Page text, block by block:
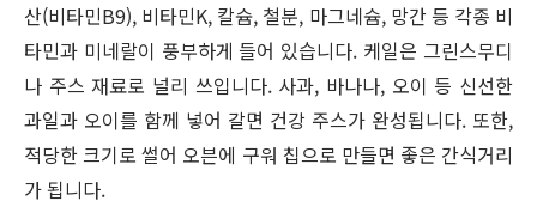
산(비타민B9), 비타민K, 칼슘, 철분, 마그네슘, 망간 등 각종 비
타민과 미네랄이 풍부하게 들어 있습니다. 케일은 그린스무디
나 주스 재료로 널리 쓰입니다. 사과, 바나나, 오이 등 신선한
과일과 오이를 함께 넣어 갈면 건강 주스가 완성됩니다. 또한,
적당한 크기로 썰어 오븐에 구워 칩으로 만들면 좋은 간식거리
가 됩니다.